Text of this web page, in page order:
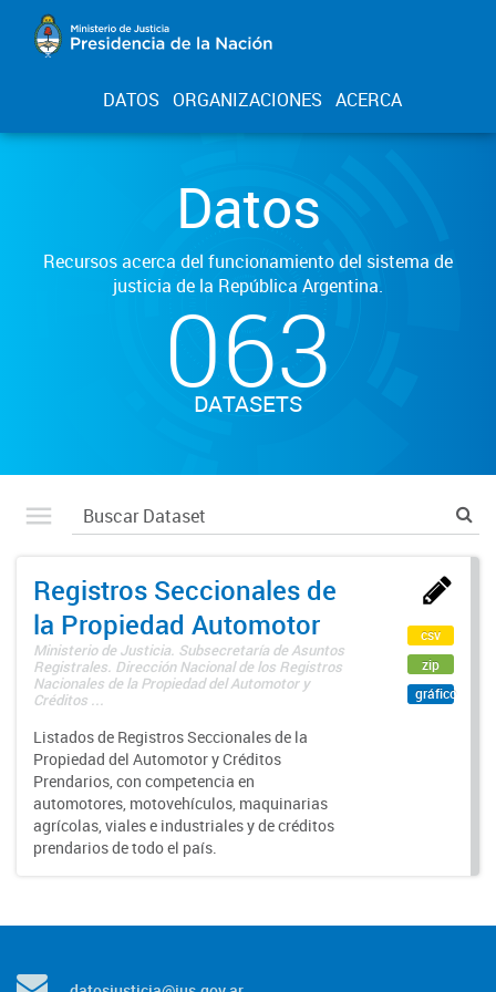
DATOS ORGANIZACIONES ACERCA
Datos
Recursos acerca del funcionamiento del sistema de
justicia de la República Argentina.
063
DATASETS
Registros Seccionales de
la Propiedad Automotor
Ministerio de Justicia. Subsecretaría de Asuntos
Registrales. Dirección Nacional de los Registros
Nacionales de la Propiedad del Automotor y
Créditos ...
Listados de Registros Seccionales de la
Propiedad del Automotor y Créditos
Prendarios, con competencia en
automotores, motovehículos, maquinarias
agrícolas, viales e industriales y de créditos
prendarios de todo el país.
csv
zip
gráfico